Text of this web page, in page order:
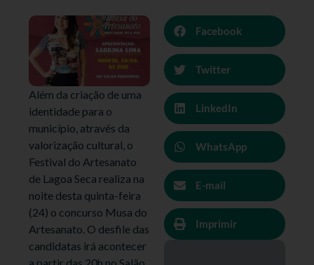
Além da criação de uma
identidade para o
município, através da
valorização cultural, o
Festival do Artesanato
de Lagoa Seca realiza na
noite desta quinta-feira
(24) o concurso Musa do
Artesanato. O desfile das
candidatas irá acontecer
Facebook
Twitter
LinkedIn
WhatsApp
E-mail
Imprimir